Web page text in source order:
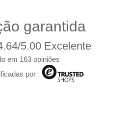
garantida
5.00 Excelente
em 163 opiniões
por